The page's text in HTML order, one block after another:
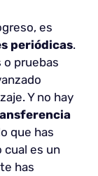
es
periódicas.
o pruebas
Y no hay
que has
cual es un
has